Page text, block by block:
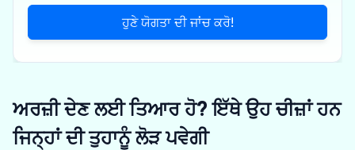
ਹੁਣੇ ਯੋਗਤਾ ਦੀ ਜਾਂਚ ਕਰੋ!
ਅਰਜ਼ੀ ਦੇਣ ਲਈ ਤਿਆਰ ਹੋ? ਇੱਥੇ ਉਹ ਚੀਜ਼ਾਂ ਹਨ
ਜਿਨ੍ਹਾਂ ਦੀ ਤੁਹਾਨੂੰ ਲੋੜ ਪਵੇਗੀ